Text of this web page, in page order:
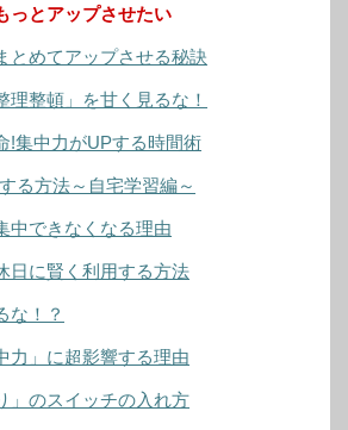
とアップさせたい
とめてアップさせる秘訣
理整頓」を甘く見るな！
!集中力がUPする時間術
る方法～自宅学習編～
中できなくなる理由
日に賢く利用する方法
な！？
力」に超影響する理由
」のスイッチの入れ方